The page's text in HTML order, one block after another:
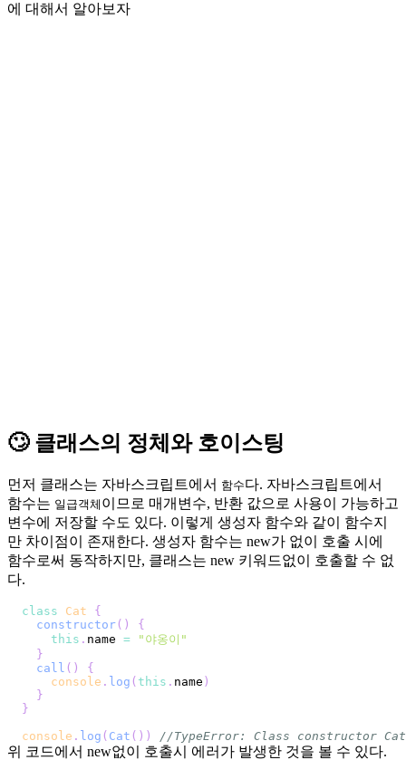
에 대해서 알아보자
🙄 클래스의 정체와 호이스팅
먼저 클래스는 자바스크립트에서 함수다. 자바스크립트에서
함수는 일급객체 이므로 매개변수, 반환 값으로 사용이 가능하고
변수에 저장할 수도 있다. 이렇게 생성자 함수와 같이 함수지
만 차이점이 존재한다. 생성자 함수는 new가 없이 호출 시에
함수로써 동작하지만, 클래스는 new 키워드없이 호출할 수 없
다.
class Cat
{
constructor( )
{
this . name =
"야옹이"
}
call ( )
{
console . log ( this . name )
}
}
console . log ( Cat ( ) ) //TypeError: Class constructor
위 코드에서 new없이 호출시 에러가 발생한 것을 볼 수 있다.